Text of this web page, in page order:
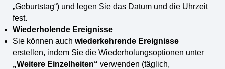
„Geburtstag“) und legen Sie das Datum und die Uhrzeit
fest.
Wiederholende Ereignisse
Sie können auch wiederkehrende Ereignisse
erstellen, indem Sie die Wiederholungsoptionen unter
„Weitere Einzelheiten“ verwenden (täglich,